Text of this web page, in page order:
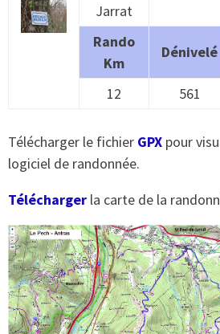
Jarrat
Rando
Km
Dénivelé
12 561
Télécharger le fichier GPX pour
logiciel de randonnée.
Télécharger la carte de la